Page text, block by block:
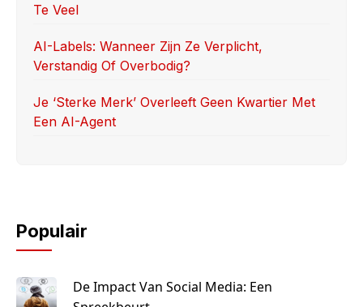
Te Veel
AI-Labels: Wanneer Zijn Ze Verplicht,
Verstandig Of Overbodig?
Je ‘sterke Merk’ Overleeft Geen Kwartier Met
Een AI-Agent
Populair
De Impact Van Social Media: Een